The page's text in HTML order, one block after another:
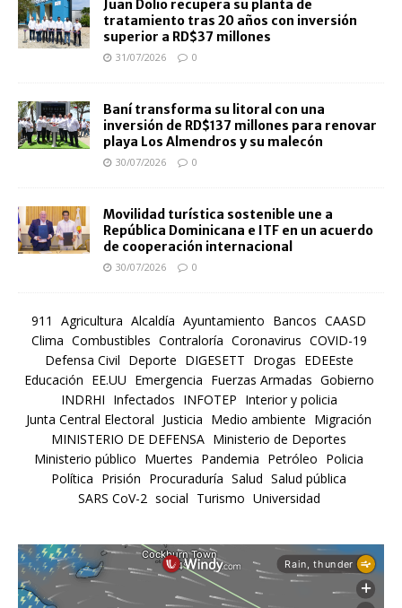
Juan Dolio recupera su planta de
tratamiento tras 20 años con inversión
superior a RD$37 millones
31/07/2026 0
Baní transforma su litoral con una
inversión de RD$137 millones para renovar
playa Los Almendros y su malecón
30/07/2026 0
Movilidad turística sostenible une a
República Dominicana e ITF en un acuerdo
de cooperación internacional
30/07/2026 0
911 Agricultura Alcaldía Ayuntamiento Bancos CAASD
Clima Combustibles Contraloría Coronavirus COVID-19
Defensa Civil Deporte DIGESETT Drogas EDEEste
Educación EE.UU Emergencia Fuerzas Armadas Gobierno
INDRHI Infectados INFOTEP Interior y policia
Junta Central Electoral Justicia Medio ambiente Migración
MINISTERIO DE DEFENSA Ministerio de Deportes
Ministerio público Muertes Pandemia Petróleo Policia
Política Prisión Procuraduría Salud Salud pública
SARS CoV-2 social Turismo Universidad